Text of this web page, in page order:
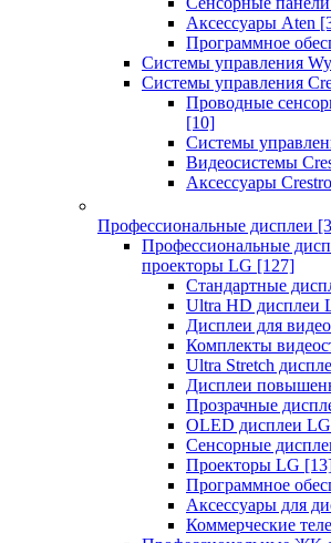
Аксессуары Aten
Программное
Системы управления
Системы управления
Проводные
[10]
Системы
Видеосистемы
Аксессуары
Профессиональные дисплеи
Профессиональные
проекторы LG [127]
Стандартные
Ultra HD дисплеи
Дисплеи для
Комплекты
Ultra Stretch
Дисплеи
Прозрачные
OLED дисплеи LG
Сенсорные
Проекторы LG
Программное
Аксессуары для
Коммерческие